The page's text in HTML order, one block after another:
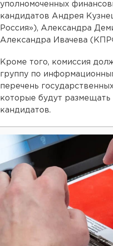
уполномоченных
кандидатов Андрея
Россия»), Александра
Александра Ивачева
Кроме того, комиссия
группу по
перечень
которые будут
кандидатов.